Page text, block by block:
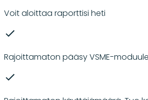
Voit aloittaa raporttisi heti
Rajoittamaton pääsy VSME-